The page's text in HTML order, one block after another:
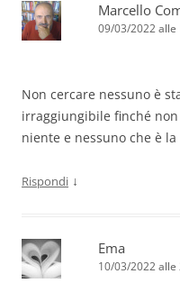
Marcello
09/03/2022 alle
Non cercare nessuno è
irraggiungibile finché non
niente e nessuno che è
Rispondi ↓
Ema
10/03/2022 alle